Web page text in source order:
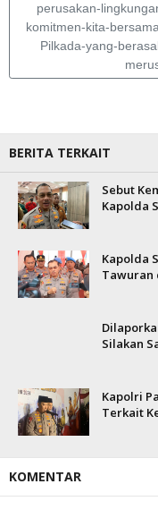
perusakan-
komitmen-kita-
Pilkada-yang-
BERITA TERKAIT
Sebut
Kapolda
Kapolda
Tawuran
Silakan
Kapolri
Terkait
KOMENTAR